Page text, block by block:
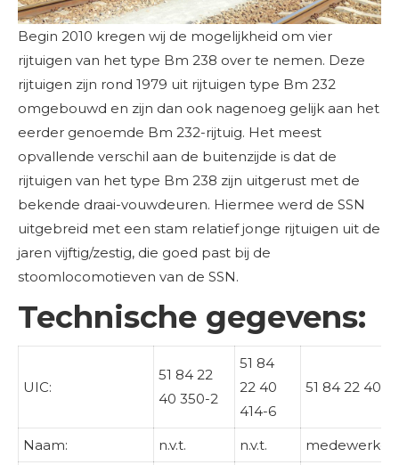
Begin 2010 kregen wij de mogelijkheid om vier
rijtuigen van het type Bm 238 over te nemen. Deze
rijtuigen zijn rond 1979 uit rijtuigen type Bm 232
omgebouwd en zijn dan ook nagenoeg gelijk aan het
eerder genoemde Bm 232-rijtuig. Het meest
opvallende verschil aan de buitenzijde is dat de
rijtuigen van het type Bm 238 zijn uitgerust met de
bekende draai-vouwdeuren. Hiermee werd de SSN
uitgebreid met een stam relatief jonge rijtuigen uit de
jaren vijftig/zestig, die goed past bij de
stoomlocomotieven van de SSN.
Technische gegevens:
UIC:
51 84 22
40 350-2
51 84
22 40
414-6
51 84 22 40
Naam: n.v.t. n.v.t.